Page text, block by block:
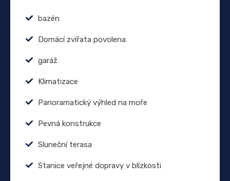
bazén
Domácí zvířata povolena
garáž
Klimatizace
Panoramatický výhled na moře
Pevná konstrukce
Sluneční terasa
Stanice veřejné dopravy v blízkosti